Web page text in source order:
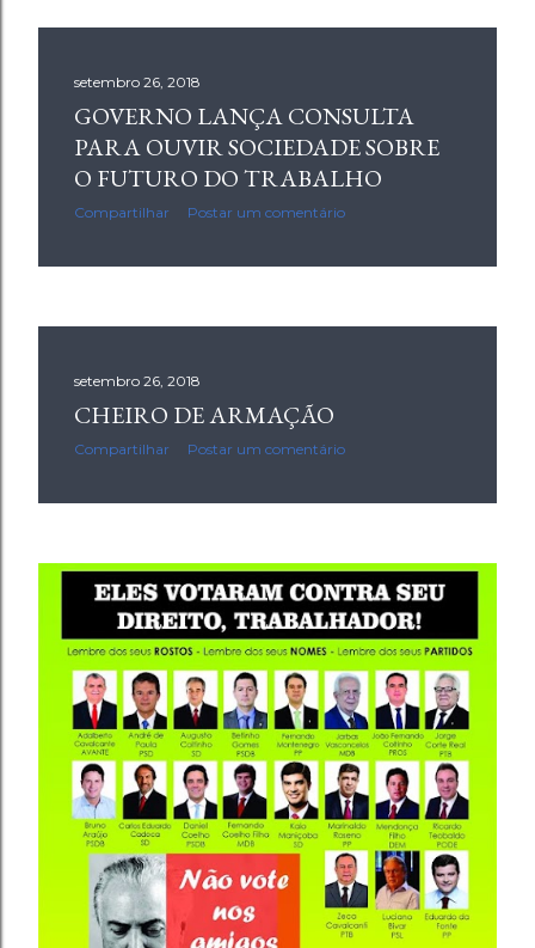
setembro 26, 2018
GOVERNO LANÇA CONSULTA
PARA OUVIR SOCIEDADE SOBRE
O FUTURO DO TRABALHO
Compartilhar Postar um comentário
setembro 26, 2018
CHEIRO DE ARMAÇÃO
Compartilhar Postar um comentário